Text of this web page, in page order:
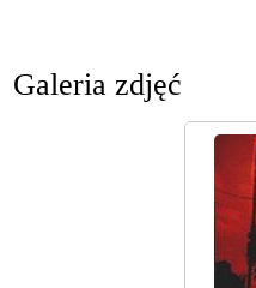
Galeria zdjęć